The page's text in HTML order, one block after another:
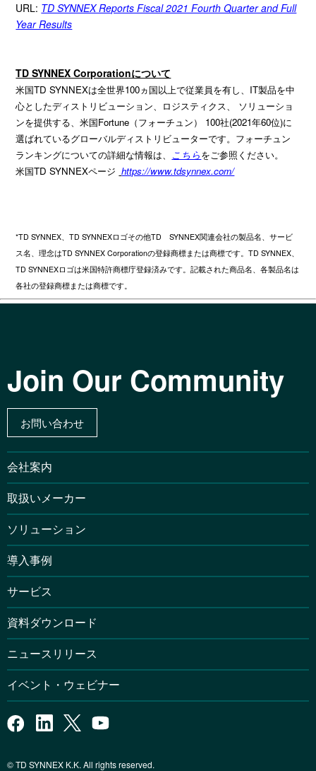
URL: TD SYNNEX Reports Fiscal 2021 Fourth Quarter and Full
Year Results
TD SYNNEX Corporationについて
米国TD SYNNEXは全世界100ヵ国以上で従業員を有し、IT製品を中
心としたディストリビューション、ロジスティクス、 ソリューショ
ンを提供する、米国Fortune（フォーチュン） 100社(2021年60位)に
選ばれているグローバルディストリビューターです。フォーチュン
ランキングについての詳細な情報は、 こちらをご参照ください。
米国TD SYNNEXページ https://www.tdsynnex.com/
*TD SYNNEX、TD SYNNEXロゴその他TD SYNNEX関連会社の製品名、サービ
ス名、理念はTD SYNNEX Corporationの登録商標または商標です。TD SYNNEX、
TD SYNNEXロゴは米国特許商標庁登録済みです。記載された商品名、各製品名は
各社の登録商標または商標です。
Join Our Community
お問い合わせ
会社案内
取扱いメーカー
ソリューション
導入事例
サービス
資料ダウンロード
ニュースリリース
イベント・ウェビナー
© TD SYNNEX K.K. All rights reserved.